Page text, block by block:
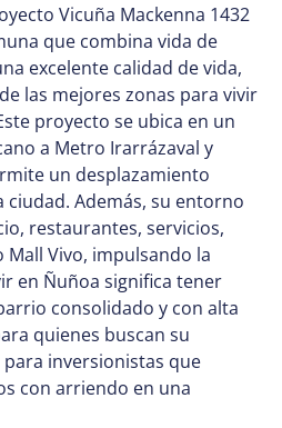
Vicuña Mackenna 1432
que combina vida de
excelente calidad de vida,
las mejores zonas para vivir
proyecto se ubica en un
a Metro Irarrázaval y
un desplazamiento
Además, su entorno
restaurantes, servicios,
Vivo, impulsando la
en Ñuñoa significa tener
consolidado y con alta
quienes buscan su
inversionistas que
con arriendo en una